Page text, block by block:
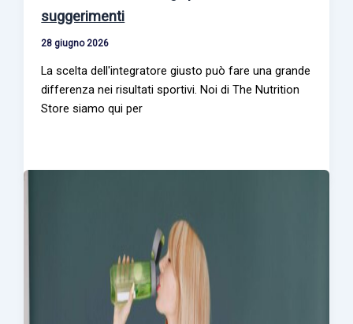
suggerimenti
28 giugno 2026
La scelta dell'integratore giusto può fare una grande
differenza nei risultati sportivi. Noi di The Nutrition
Store siamo qui per